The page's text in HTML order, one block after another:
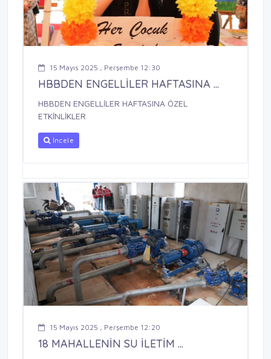
15 Mayıs 2025 , Perşembe 12:30
HBBDEN ENGELLİLER HAFTASINA ...
HBBDEN ENGELLİLER HAFTASINA ÖZEL
ETKİNLİKLER
İncele
15 Mayıs 2025 , Perşembe 12:20
18 MAHALLENİN SU İLETİM ...